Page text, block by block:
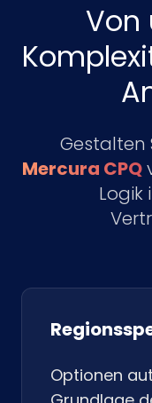
Von
Gestalten
Mercura CPQ
Logik
Optionen